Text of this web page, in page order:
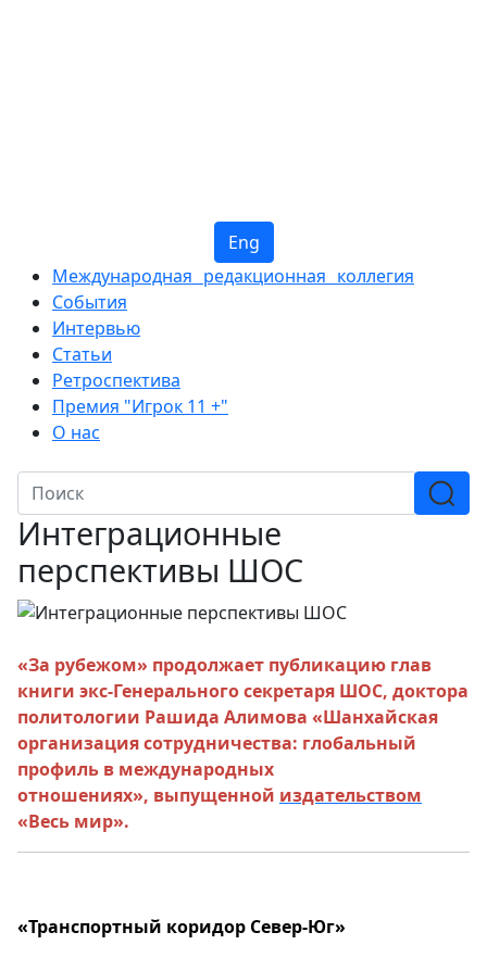
Eng
Международная редакционная коллегия
События
Интервью
Статьи
Ретроспектива
Премия "Игрок 11 +"
О нас
Интеграционные
перспективы ШОС
«За рубежом» продолжает публикацию глав
книги экс-Генерального секретаря ШОС, доктора
политологии Рашида Алимова «Шанхайская
организация сотрудничества: глобальный
профиль в международных
отношениях», выпущенной издательством
«Весь мир».
«Транспортный коридор Север-Юг»